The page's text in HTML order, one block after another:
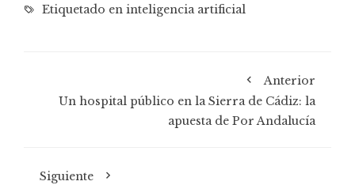
Etiquetado en inteligencia artificial
Anterior
Un hospital público en la Sierra de Cádiz: la
apuesta de Por Andalucía
Siguiente